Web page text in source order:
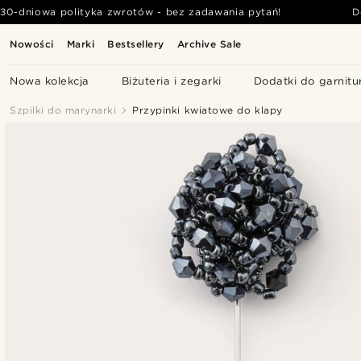
Nowości Marki Bestsellery Archive Sale
Nowa kolekcja Biżuteria i zegarki Dodatki do
30-dniowa polityka zwrotów - bez zadawania pytań!
Szpilki do marynarki Przypinki kwiatowe do klapy